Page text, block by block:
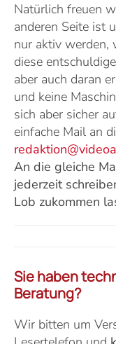
Natürlich freuen
anderen Seite ist
nur aktiv werden,
diese
aber auch daran
und keine
sich aber sicher
einfache Mail an
r
An die gleiche
jederzeit
Lob zukommen
Sie haben
Beratung?
Wir bitten um